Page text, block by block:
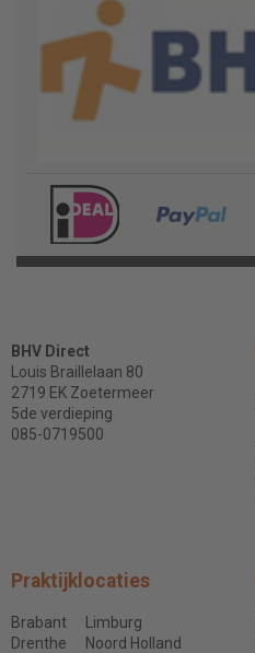
BHV Direct
Louis Braillelaan 80
2719 EK Zoetermeer
5de verdieping
085-0719500
Praktijklocaties
Brabant
Drenthe
Limburg
Noord Holland